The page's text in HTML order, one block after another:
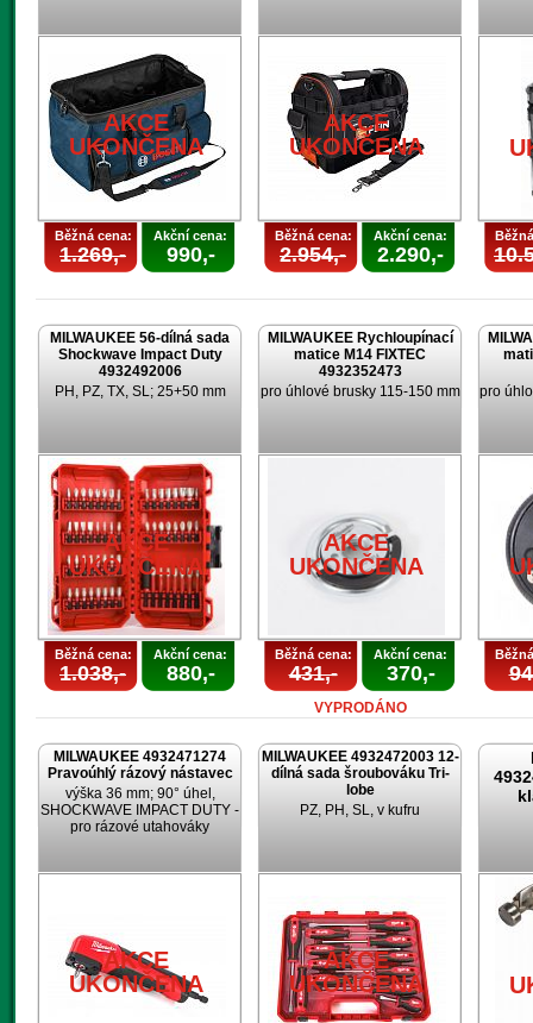
AKCE
UKONČENA
Běžná cena:
1.269,-
Akční cena:
990,-
AKCE
UKONČENA
Běžná cena:
2.954,-
Akční cena:
2.290,-
MILWAUKEE 56-dílná sada
Shockwave Impact Duty
4932492006
PH, PZ, TX, SL; 25+50 mm
AKCE
UKONČENA
Běžná cena:
1.038,-
Akční cena:
880,-
MILWAUKEE Rychloupínací
matice M14 FIXTEC
4932352473
pro úhlové brusky 115-150 mm
AKCE
UKONČENA
Běžná cena:
431,-
Akční cena:
370,-
VYPRODÁNO
pro
MILWAUKEE 4932471274
Pravoúhlý rázový nástavec
výška 36 mm; 90° úhel,
SHOCKWAVE IMPACT DUTY -
pro rázové utahováky
AKCE
UKONČENA
MILWAUKEE 4932472003 12-
dílná sada šroubováku Tri-
lobe
PZ, PH, SL, v kufru
AKCE
UKONČENA